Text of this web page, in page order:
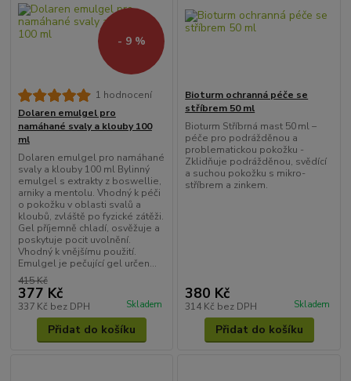
- 9 %
1 hodnocení
Dolaren emulgel pro
namáhané svaly a klouby 100
ml
Dolaren emulgel pro namáhané
svaly a klouby 100 ml Bylinný
emulgel s extrakty z boswellie,
arniky a mentolu. Vhodný k péči
o pokožku v oblasti svalů a
kloubů, zvláště po fyzické zátěži.
Gel příjemně chladí, osvěžuje a
poskytuje pocit uvolnění.
Vhodný k vnějšímu použití.
Emulgel je pečující gel určen...
415 Kč
377 Kč
337 Kč bez DPH Skladem
Přidat do košíku
Bioturm ochranná péče se
stříbrem 50 ml
Bioturm Stříbrná mast 50 ml –
péče pro podrážděnou a
problematickou pokožku -
Zklidňuje podrážděnou, svědící
a suchou pokožku s mikro-
stříbrem a zinkem.
380 Kč
314 Kč bez DPH Skladem
Přidat do košíku